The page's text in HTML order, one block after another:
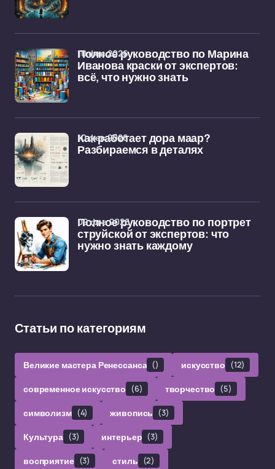
Полное руководство по Марина
Иванова краски от экспертов:
всё, что нужно знать
10 фев 2026
Как работает дора маар?
Разбираемся в деталях
10 фев 2026
Полное руководство по портрет
струйской от экспертов: что
нужно знать каждому
09 фев 2026
Статьи по категориям
Великие мастера Ренессанса () искусство (12)
современное искусство (6) творчество (5)
символизм (4) живопись (3)
Культура (3) интерьер (3)
восприятие (3) стиль (2)